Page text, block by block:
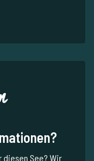
See? Wir